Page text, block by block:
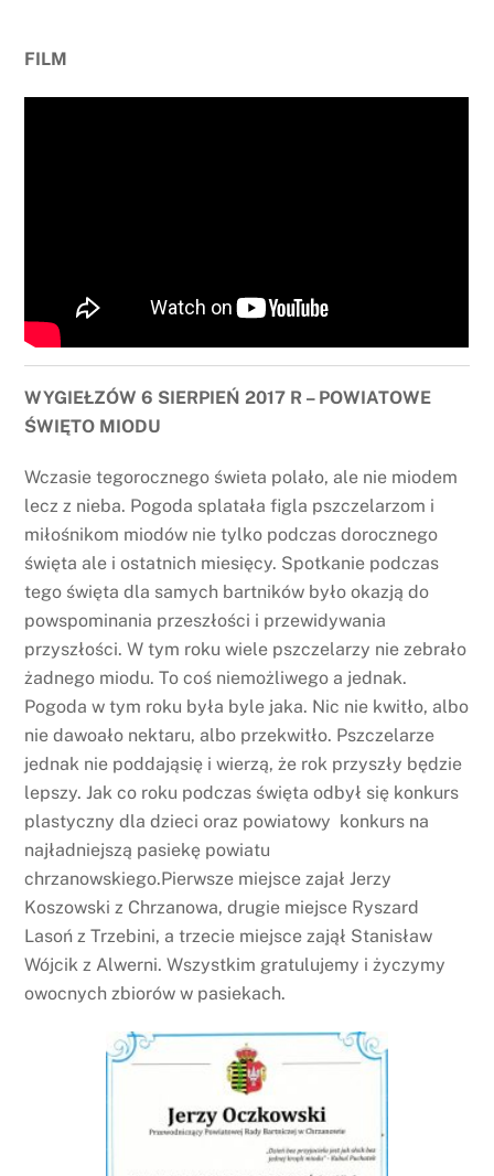
FILM
WYGIEŁZÓW 6 SIERPIEŃ 2017 R – POWIATOWE
ŚWIĘTO MIODU
Wczasie tegorocznego świeta polało, ale nie miodem
lecz z nieba. Pogoda splatała figla pszczelarzom i
miłośnikom miodów nie tylko podczas dorocznego
święta ale i ostatnich miesięcy. Spotkanie podczas
tego święta dla samych bartników było okazją do
powspominania przeszłości i przewidywania
przyszłości. W tym roku wiele pszczelarzy nie zebrało
żadnego miodu. To coś niemożliwego a jednak.
Pogoda w tym roku była byle jaka. Nic nie kwitło, albo
nie dawoało nektaru, albo przekwitło. Pszczelarze
jednak nie poddająsię i wierzą, że rok przyszły będzie
lepszy. Jak co roku podczas święta odbył się konkurs
plastyczny dla dzieci oraz powiatowy konkurs na
najładniejszą pasiekę powiatu
chrzanowskiego.Pierwsze miejsce zajał Jerzy
Koszowski z Chrzanowa, drugie miejsce Ryszard
Lasoń z Trzebini, a trzecie miejsce zajął Stanisław
Wójcik z Alwerni. Wszystkim gratulujemy i życzymy
owocnych zbiorów w pasiekach.